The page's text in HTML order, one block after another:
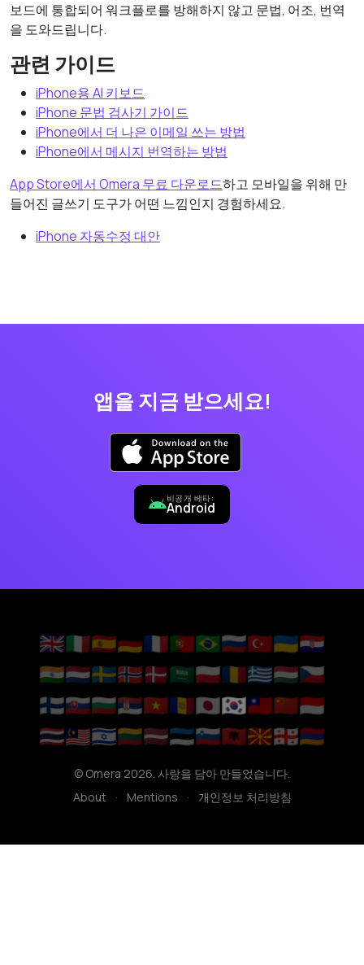
보드에 통합되어 워크플로를 방해하지 않고 문법, 어조, 번역
을 도와드립니다.
관련 가이드
iPhone용 AI 키보드
iPhone 문법 검사기 가이드
iPhone에서 더 나은 이메일 쓰는 방법
iPhone에서 메시지 번역하는 방법
App Store에서 Omera 무료 다운로드하고 모바일을 위해 만
들어진 글쓰기 도구가 어떤 느낌인지 경험하세요.
iPhone 자동수정 대안
앱을 지금 받으세요!
비공개 베타:
Android
🇬🇧🇮🇹🇪🇸🇩🇪🇫🇷🇵🇹🇧🇷🇷🇺🇹🇷🇺🇦🇭🇷
🇮🇳🇳🇱🇸🇪🇳🇴🇩🇰🇸🇦🇵🇱🇷🇴🇬🇷🇭🇺🇨🇿
🇫🇮🇸🇰🇧🇬🇷🇸🇻🇳🇦🇩🇯🇵🇰🇷🇹🇼🇨🇳🇮🇩
🇹🇭🇲🇾🇮🇱🇱🇹🇱🇻🇪🇪🇸🇮🇦🇱🇲🇰🇬🇪🇦🇲
© Omera 2026. 사랑을 담아 만들었습니다.
About
· Mentions · 개인정보 처리방침